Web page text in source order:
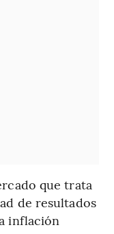
que trata
de resultados
inflación